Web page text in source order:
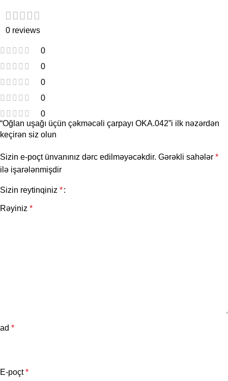
0 reviews
0
0
0
0
0
“Oğlan uşağı üçün çəkməcəli çarpayı OKA.042”i ilk nəzərdən
keçirən siz olun
Sizin e-poçt ünvanınız dərc edilməyəcəkdir. Gərəkli sahələr *
ilə işarələnmişdir
Sizin reytinqiniz *
Rəyiniz *
ad *
E-poçt*